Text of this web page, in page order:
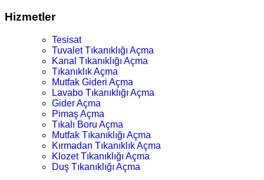
Hizmetler
Tesisat
Tuvalet Tıkanıklığı Açma
Kanal Tıkanıklığı Açma
Tıkanıklık Açma
Mutfak Gideri Açma
Lavabo Tıkanıklığı Açma
Gider Açma
Pimaş Açma
Tıkalı Boru Açma
Mutfak Tıkanıklığı Açma
Kırmadan Tıkanıklık Açma
Klozet Tıkanıklığı Açma
Duş Tıkanıklığı Açma